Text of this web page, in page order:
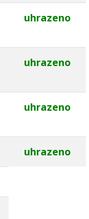
uhrazeno
uhrazeno
uhrazeno
uhrazeno